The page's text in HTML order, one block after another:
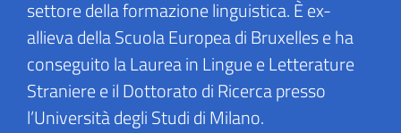
settore della formazione linguistica. È ex-
allieva della Scuola Europea di Bruxelles e ha
conseguito la Laurea in Lingue e Letterature
Straniere e il Dottorato di Ricerca presso
l’Università degli Studi di Milano.